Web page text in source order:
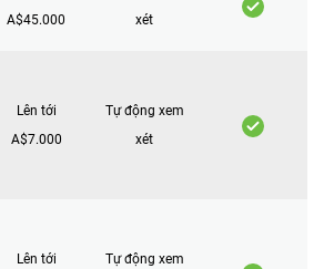
A$45.000
xét
Lên tới
A$7.000
Tự động xem
xét
Lên tới
Tự động xem